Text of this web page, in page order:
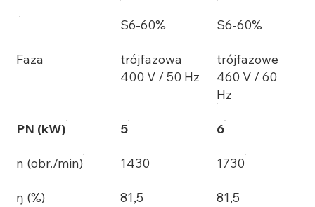
S6-60% S6-60%
Faza
trójfazowa
400 V / 50 Hz
trójfazowe
460 V / 60
Hz
PN (kW) 5 6
n (obr./min) 1430 1730
ŋ (%) 81,5 81,5